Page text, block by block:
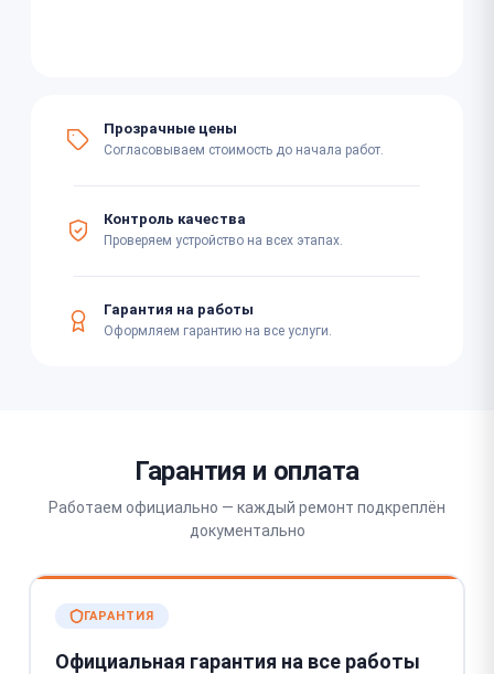
Прозрачные цены
Согласовываем стоимость до начала работ.
Контроль качества
Проверяем устройство на всех этапах.
Гарантия на работы
Оформляем гарантию на все услуги.
Гарантия и оплата
Работаем официально — каждый ремонт подкреплён
документально
ГАРАНТИЯ
Официальная гарантия на все работы